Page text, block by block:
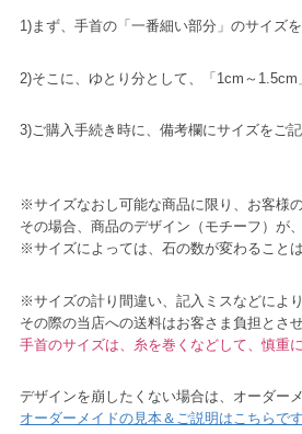
1)まず、手首の「一番細い部分」のサイズ
2)そこに、ゆとり分として、「1cm～
3)ご購入手続き時に、備考欄にサイズをご記
※サイズなおし可能な商品に限り、お客様
その場合、商品のデザイン（モチーフ）が
※サイズによっては、石の数が変わること
※サイズの計り間違い、記入ミスなどによ
その際の当店への送料はお客さま負担とさ
手首のサイズは、糸を巻くなどして、慎重
デザインを崩したくない場合は、オーダー
オーダーメイドの見本＆ご説明はこちらです